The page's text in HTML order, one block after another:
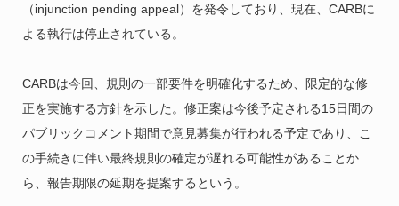
（injunction pending appeal）を発令しており、現在、CARBに
よる執行は停止されている。
CARBは今回、規則の一部要件を明確化するため、限定的な修
正を実施する方針を示した。修正案は今後予定される15日間の
パブリックコメント期間で意見募集が行われる予定であり、こ
の手続きに伴い最終規則の確定が遅れる可能性があることか
ら、報告期限の延期を提案するという。